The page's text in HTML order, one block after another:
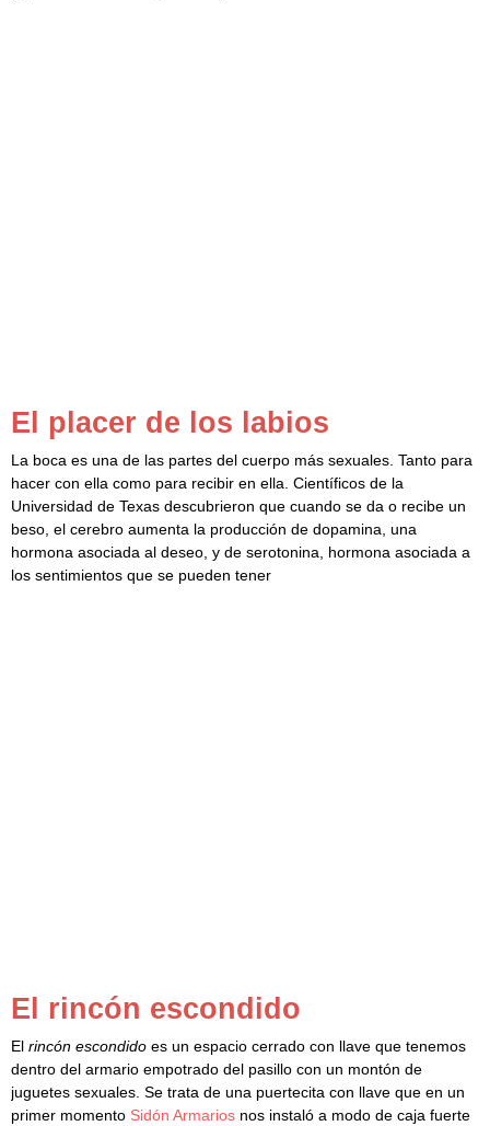
El placer de los labios
La boca es una de las partes del cuerpo más sexuales. Tanto para
hacer con ella como para recibir en ella. Científicos de la
Universidad de Texas descubrieron que cuando se da o recibe un
beso, el cerebro aumenta la producción de dopamina, una
hormona asociada al deseo, y de serotonina, hormona asociada a
los sentimientos que se pueden tener
El rincón escondido
El rincón escondido es un espacio cerrado con llave que tenemos
dentro del armario empotrado del pasillo con un montón de
juguetes sexuales. Se trata de una puertecita con llave que en un
primer momento Sidón Armarios nos instaló a modo de caja fuerte